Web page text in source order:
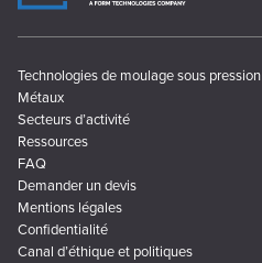
Technologies de moulage sous pression
Métaux
Secteurs d’activité
Ressources
FAQ
Demander un devis
Mentions légales
Confidentialité
Canal d’éthique et politiques